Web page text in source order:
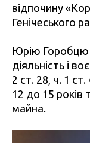
відпочину
Генічеського
Юрію Горобцю
діяльність і
2 ст. 28, ч. 1
12 до 15 років
майна.